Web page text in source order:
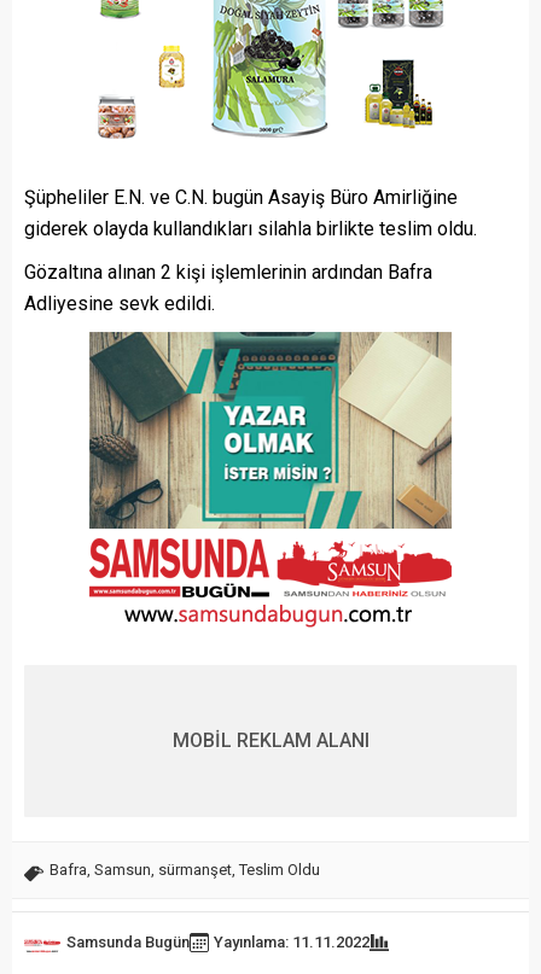
Şüpheliler E.N. ve C.N. bugün Asayiş Büro Amirliğine
giderek olayda kullandıkları silahla birlikte teslim oldu.
Gözaltına alınan 2 kişi işlemlerinin ardından Bafra
Adliyesine sevk edildi.
MOBİL REKLAM ALANI
Bafra Samsun sürmanşet ,Teslim Oldu
Samsunda Bugün Yayınlama: 11.11.2022